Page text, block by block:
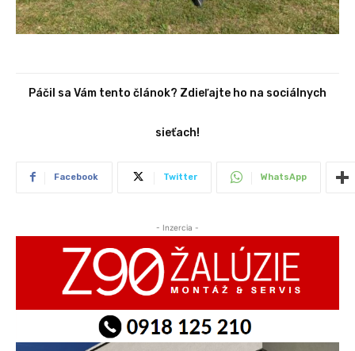
Páčil sa Vám tento článok? Zdieľajte ho na sociálnych
sieťach!
Facebook Twitter WhatsApp
- Inzercia -